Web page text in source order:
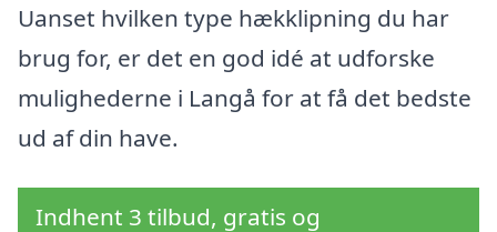
Uanset hvilken type hækklipning du har
brug for, er det en god idé at udforske
mulighederne i Langå for at få det bedste
ud af din have.
Indhent 3 tilbud, gratis og